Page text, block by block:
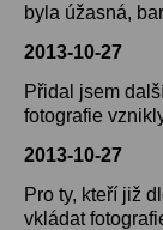
byla úžasná,
2013-10-27
Přidal jsem
fotografie
2013-10-27
Pro ty, kteří již
vkládat